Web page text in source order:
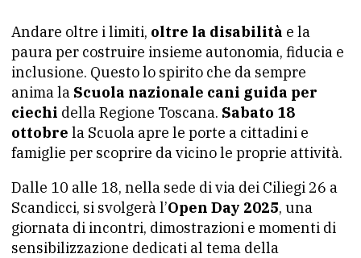
Andare oltre i limiti, oltre la disabilità e la
paura per costruire insieme autonomia, fiducia e
inclusione. Questo lo spirito che da sempre
anima la Scuola nazionale cani guida per
ciechi della Regione Toscana. Sabato 18
ottobre la Scuola apre le porte a cittadini e
famiglie per scoprire da vicino le proprie attività.
Dalle 10 alle 18, nella sede di via dei Ciliegi 26 a
Scandicci, si svolgerà l’Open Day 2025, una
giornata di incontri, dimostrazioni e momenti di
sensibilizzazione dedicati al tema della